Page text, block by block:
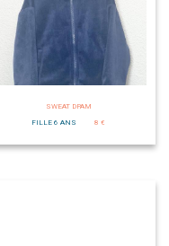
SWEAT DPAM
FILLE 6 ANS
8 €